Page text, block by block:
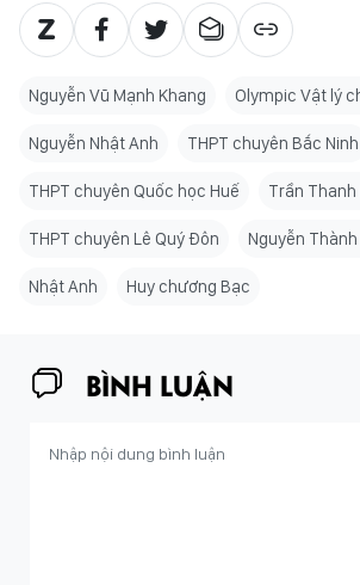
Nguyễn Vũ Mạnh Khang Olympic Vật lý
Nguyễn Nhật Anh THPT chuyên Bắc Ninh
THPT chuyên Quốc học Huế Trần Thanh
THPT chuyên Lê Quý Đôn Nguyễn
Nhật Anh Huy chương Bạc
BÌNH LUẬN